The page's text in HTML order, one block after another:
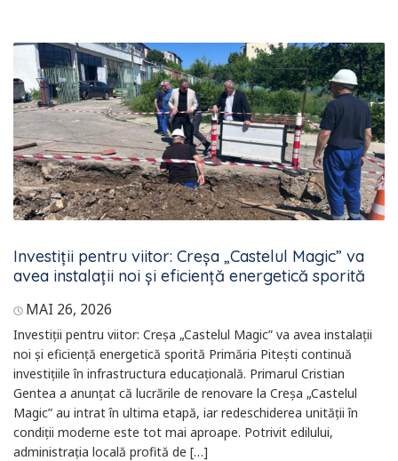
Investiții pentru viitor: Creșa „Castelul Magic” va
avea instalații noi și eficiență energetică sporită
MAI 26, 2026
Investiții pentru viitor: Creșa „Castelul Magic” va avea instalații
noi și eficiență energetică sporită Primăria Pitești continuă
investițiile în infrastructura educațională. Primarul Cristian
Gentea a anunțat că lucrările de renovare la Creșa „Castelul
Magic” au intrat în ultima etapă, iar redeschiderea unității în
condiții moderne este tot mai aproape. Potrivit edilului,
administrația locală profită de […]